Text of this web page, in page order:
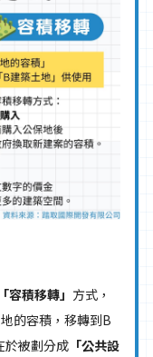
「容積移轉」 方式，
的容積，移轉到B
於被劃分成 「公共設